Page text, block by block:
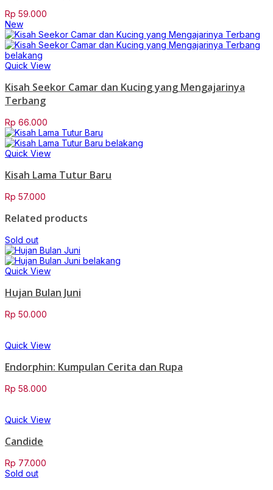
Rp 59.000
New
Quick View
Kisah Seekor Camar dan Kucing yang Mengajarinya
Terbang
Rp 66.000
Quick View
Kisah Lama Tutur Baru
Rp 57.000
Related products
Sold out
Quick View
Hujan Bulan Juni
Rp 50.000
Quick View
Endorphin: Kumpulan Cerita dan Rupa
Rp 58.000
Quick View
Candide
Rp 77.000
Sold out